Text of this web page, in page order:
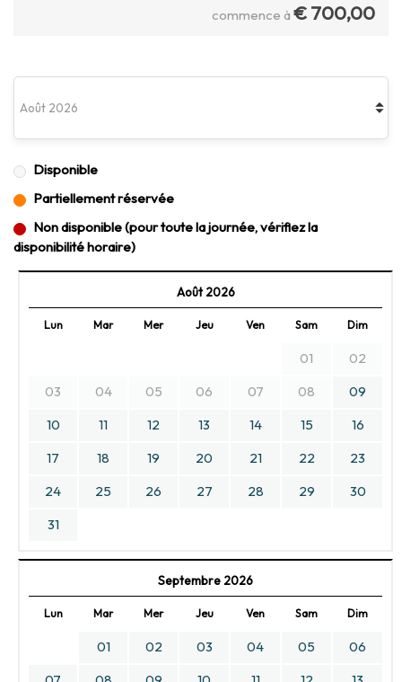
commence à €700,00
Disponible
Partiellement réservée
Non disponible (pour toute la journée, vérifiez la
disponibilité horaire)
Août 2026
Lun Mar Mer Jeu Ven Sam Dim
01
02
03
04 05 06 07 08
09
10
11 12 13 14 15
16
17
18 19 20 21 22
23
24
25 26 27 28 29
30
31
Septembre 2026
Lun Mar Mer Jeu Ven Sam Dim
01 02 03 04 05
06